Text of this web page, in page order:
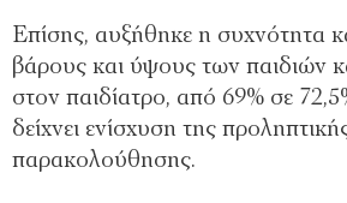
Επίσης, αυξήθηκε η συχνότητα
βάρους και ύψους των παιδιών
στον παιδίατρο, από 69% σε
δείχνει ενίσχυση της
παρακολούθησης.